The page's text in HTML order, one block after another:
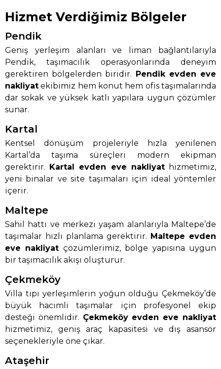
Hizmet Verdiğimiz Bölgeler
Pendik
Geniş yerleşim alanları ve liman bağlantılarıyla
Pendik, taşımacılık operasyonlarında deneyim
gerektiren bölgelerden biridir. Pendik evden eve
nakliyat ekibimiz hem konut hem ofis taşımalarında
dar sokak ve yüksek katlı yapılara uygun çözümler
sunar.
Kartal
Kentsel dönüşüm projeleriyle hızla yenilenen
Kartal’da taşıma süreçleri modern ekipman
gerektirir. Kartal evden eve nakliyathizmetimiz,
yeni binalar ve site taşımaları için ideal yöntemler
içerir.
Maltepe
Sahil hattı ve merkezi yaşam alanlarıyla Maltepe’de
taşımalar hızlı planlama gerektirir. Maltepe evden
eve nakliyat çözümlerimiz, bölge yapısına uygun
bir taşımacılık akışı oluşturur.
Çekmeköy
Villa tipi yerleşimlerin yoğun olduğu Çekmeköy’de
büyük hacimli taşımalar için profesyonel ekip
desteği önemlidir. Çekmeköy evden eve nakliyat
hizmetimiz, geniş araç kapasitesi ve dış asansör
seçenekleriyle öne çıkar.
Ataşehir